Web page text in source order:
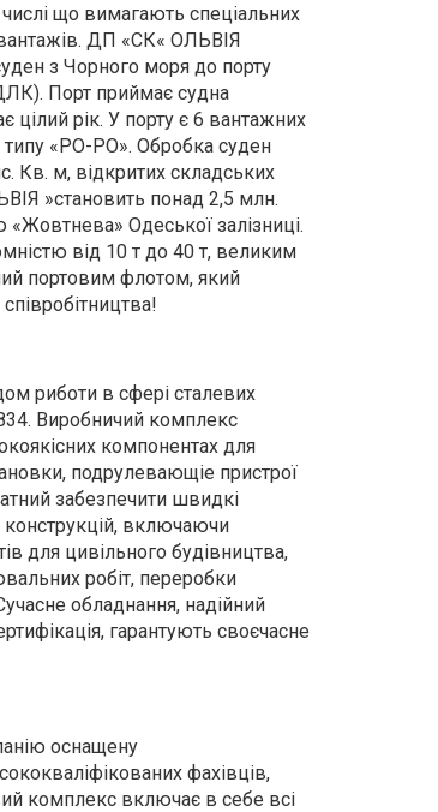
що вимагають спеціальних
ДП «СК« ОЛЬВІЯ
з Чорного моря до порту
Порт приймає судна
рік. У порту є 6 вантажних
типу «РО-РО». Обробка суден
Кв. м, відкритих складських
»становить понад 2,5 млн.
Одеської залізниці.
від 10 т до 40 т, великим
портовим флотом, який
риботи в сфері сталевих
Виробничий комплекс
компонентах для
подрулевающіе пристрої
забезпечити швидкі
включаючи
для цивільного будівництва,
робіт, переробки
обладнання, надійний
гарантують своєчасне
оснащену
фахівців,
комплекс включає в себе всі